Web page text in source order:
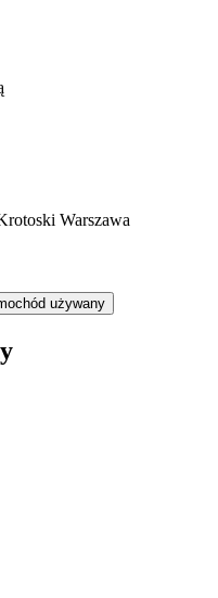
Warszawa
używany